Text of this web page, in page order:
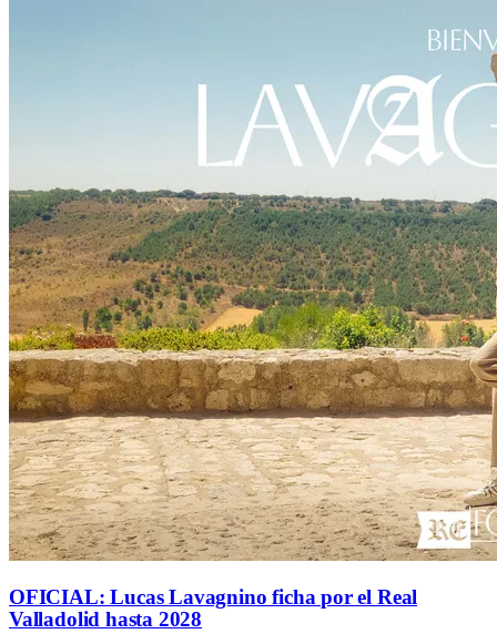
OFICIAL: Lucas Lavagnino ficha por el Real
Valladolid hasta 2028